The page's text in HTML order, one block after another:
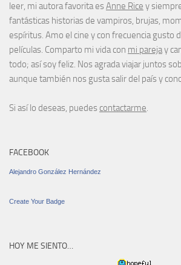
leer, mi autora favorita esAnne Rice y
fantásticas historias de vampiros, brujas,
espíritus. Amo el cine y con frecuencia gusto
películas. Comparto mi vida con mi parejay
todo; así soy feliz. Nos agrada viajar juntos
aunque también nos gusta salir del país y
Si así lo deseas, puedes contactarme.
FACEBOOK
Alejandro González Hernández
Create Your Badge
HOY ME SIENTO…